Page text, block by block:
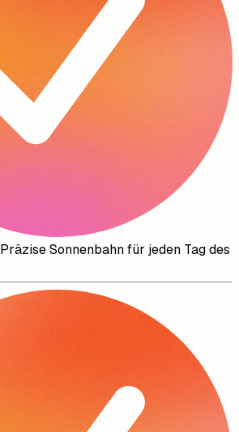
Präzise Sonnenbahn für jeden Tag des